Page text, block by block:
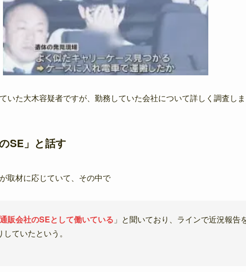
いた大木容疑者ですが、勤務していた会社について詳しく調査しま
SE」と話す
取材に応じていて、その中で
通販会社のSEとして働いている 」と聞いており、ラインで近況報告
ていたという。